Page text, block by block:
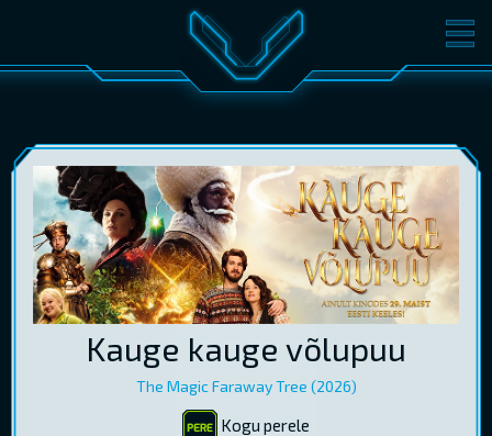
FILMID PILETID
KONVERENTS V-KLUBI
KINKEKAARDID
ENG
Kauge kauge võlupuu
The Magic Faraway Tree (2026)
Kogu perele